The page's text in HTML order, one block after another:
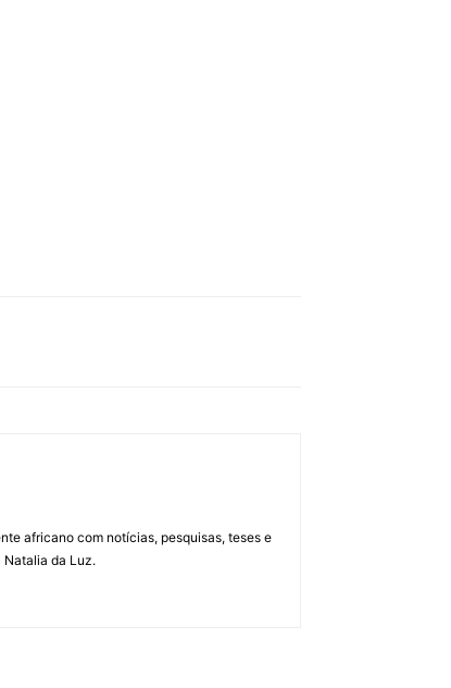
africano com notícias, pesquisas, teses e
da Luz.